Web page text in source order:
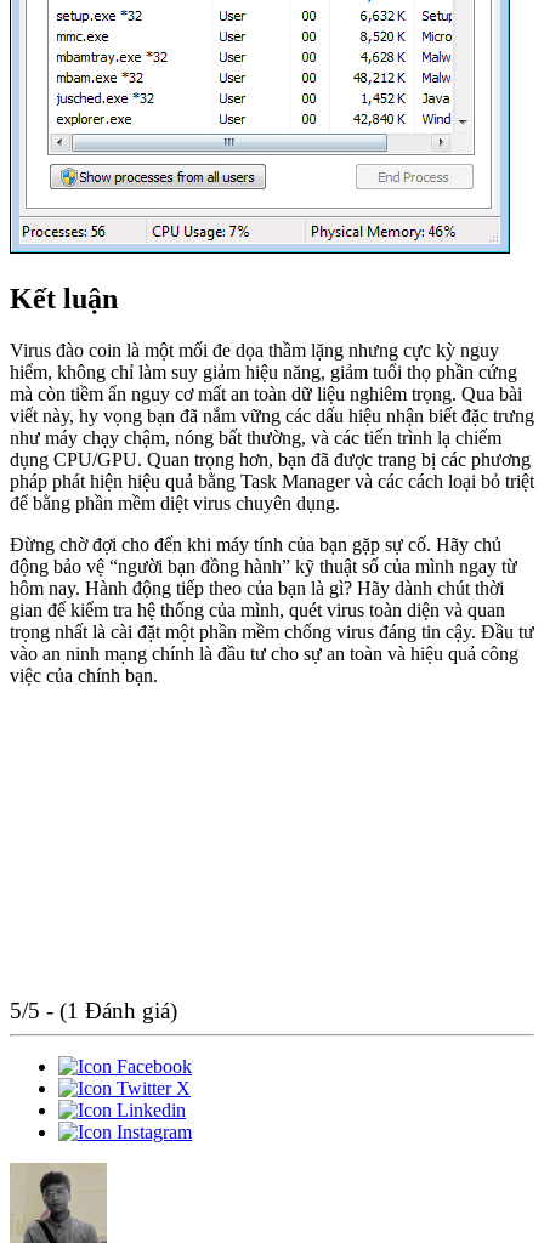
Kết luận
Virus đào coin là một mối đe dọa thầm lặng nhưng cực kỳ nguy
hiểm, không chỉ làm suy giảm hiệu năng, giảm tuổi thọ phần cứng
mà còn tiềm ẩn nguy cơ mất an toàn dữ liệu nghiêm trọng. Qua bài
viết này, hy vọng bạn đã nắm vững các dấu hiệu nhận biết đặc trưng
như máy chạy chậm, nóng bất thường, và các tiến trình lạ chiếm
dụng CPU/GPU. Quan trọng hơn, bạn đã được trang bị các phương
pháp phát hiện hiệu quả bằng Task Manager và các cách loại bỏ triệt
để bằng phần mềm diệt virus chuyên dụng.
Đừng chờ đợi cho đến khi máy tính của bạn gặp sự cố. Hãy chủ
động bảo vệ “người bạn đồng hành” kỹ thuật số của mình ngay từ
hôm nay. Hành động tiếp theo của bạn là gì? Hãy dành chút thời
gian để kiểm tra hệ thống của mình, quét virus toàn diện và quan
trọng nhất là cài đặt một phần mềm chống virus đáng tin cậy. Đầu tư
vào an ninh mạng chính là đầu tư cho sự an toàn và hiệu quả công
việc của chính bạn.
5/5 - (1 Đánh giá)